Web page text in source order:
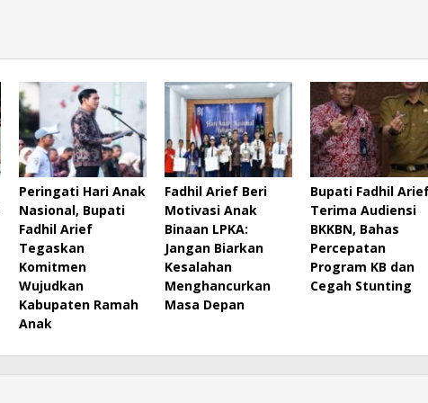
Peringati Hari Anak
Nasional, Bupati
Fadhil Arief
Tegaskan
Komitmen
Wujudkan
Kabupaten Ramah
Anak
Fadhil Arief Beri
Motivasi Anak
Binaan LPKA:
Jangan Biarkan
Kesalahan
Menghancurkan
Masa Depan
Bupati Fadhil
Terima Audiensi
BKKBN, Bahas
Percepatan
Program KB dan
Cegah Stunting